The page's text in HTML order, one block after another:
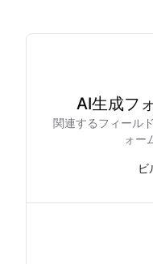
AI生成フ
関連するフィール
ォー
ビ